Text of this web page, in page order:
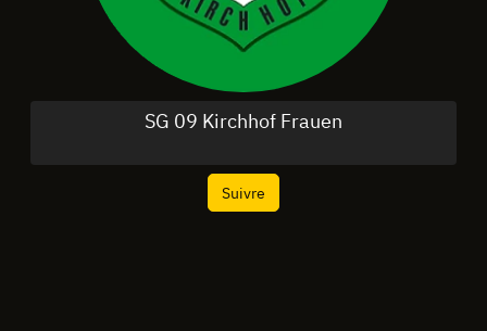
SG 09 Kirchhof Frauen
Suivre